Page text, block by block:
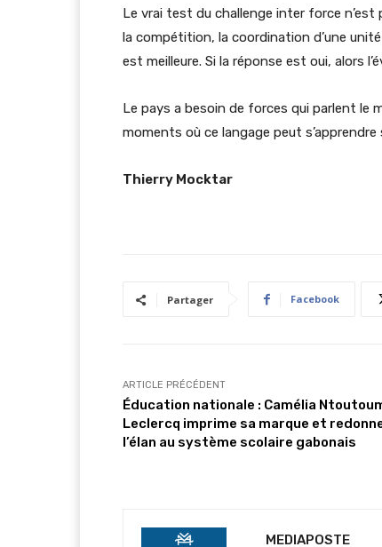
Le vrai test du challenge inter force n’est
la compétition, la coordination d’une
est meilleure. Si la réponse est oui, alors
Le pays a besoin de forces qui parlent le
moments où ce langage peut
Thierry Mocktar
Partager Facebook
ARTICLE PRÉCÉDENT
Éducation nationale : Camélia
Leclercq imprime sa marque et
l’élan au système scolaire gabonais
MEDIAPOSTE